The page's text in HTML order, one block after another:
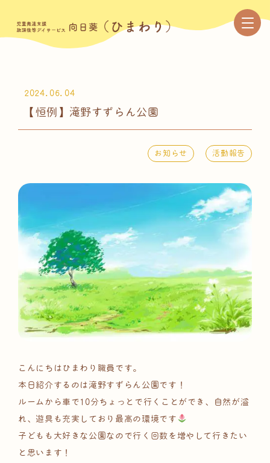
2024.06.04
【恒例】滝野すずらん公園
お知らせ 活動報告
こんにちはひまわり職員です。
本日紹介するのは滝野すずらん公園です！
ルームから車で10分ちょっとで行くことができ、自然が溢
れ、遊具も充実しており最高の環境です
子どもも大好きな公園なので行く回数を増やして行きたい
と思います！